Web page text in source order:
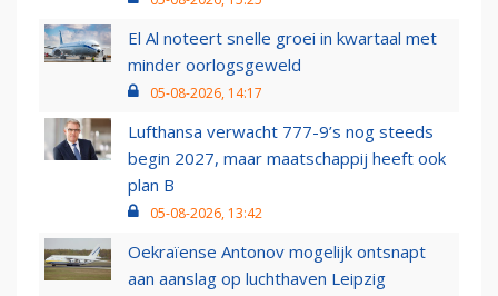
El Al noteert snelle groei in kwartaal met
minder oorlogsgeweld
05-08-2026, 14:17
Lufthansa verwacht 777-9’s nog steeds
begin 2027, maar maatschappij heeft ook
plan B
05-08-2026, 13:42
Oekraïense Antonov mogelijk ontsnapt
aan aanslag op luchthaven Leipzig